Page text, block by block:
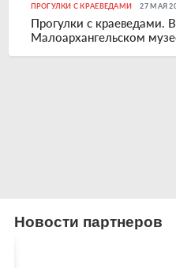
ПРОГУЛКИ С КРАЕВЕДАМИ 27 МАЯ
Прогулки с краеведами.
Малоархангельском
Новости партнеров